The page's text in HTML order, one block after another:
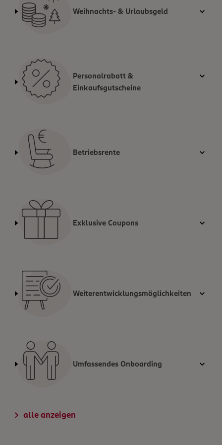
Weihnachts- & Urlaubsgeld
Personalrabatt &
Einkaufsgutscheine
Betriebsrente
Exklusive Coupons
Weiterentwicklungsmöglichkeiten
Umfassendes Onboarding
alle anzeigen